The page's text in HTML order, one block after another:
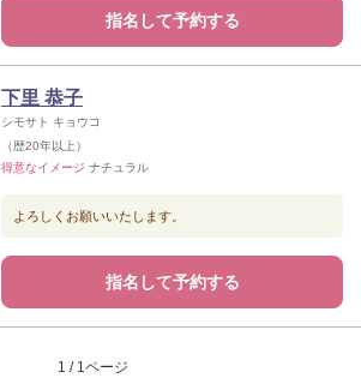
指名して予約する
下里 恭子
シモサト キョウコ
（歴20年以上）
得意なイメージ ナチュラル
よろしくお願いいたします。
指名して予約する
1 / 1ページ